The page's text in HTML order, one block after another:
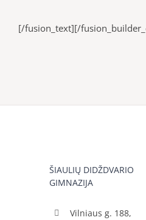
[/fusion_text][/
ŠIAULIŲ DIDŽDVARIO
GIMNAZIJA
Vilniaus g. 188,